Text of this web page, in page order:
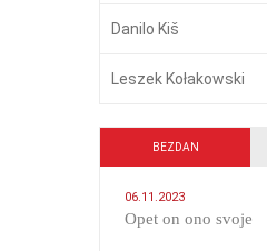
Danilo Kiš
Leszek Kołakowski
BEZDAN
06.11.2023
​Opet on ono svoje